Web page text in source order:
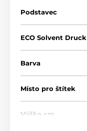
Podstavec
ECO Solvent Druck
Barva
Místo pro štítek
Výška cm